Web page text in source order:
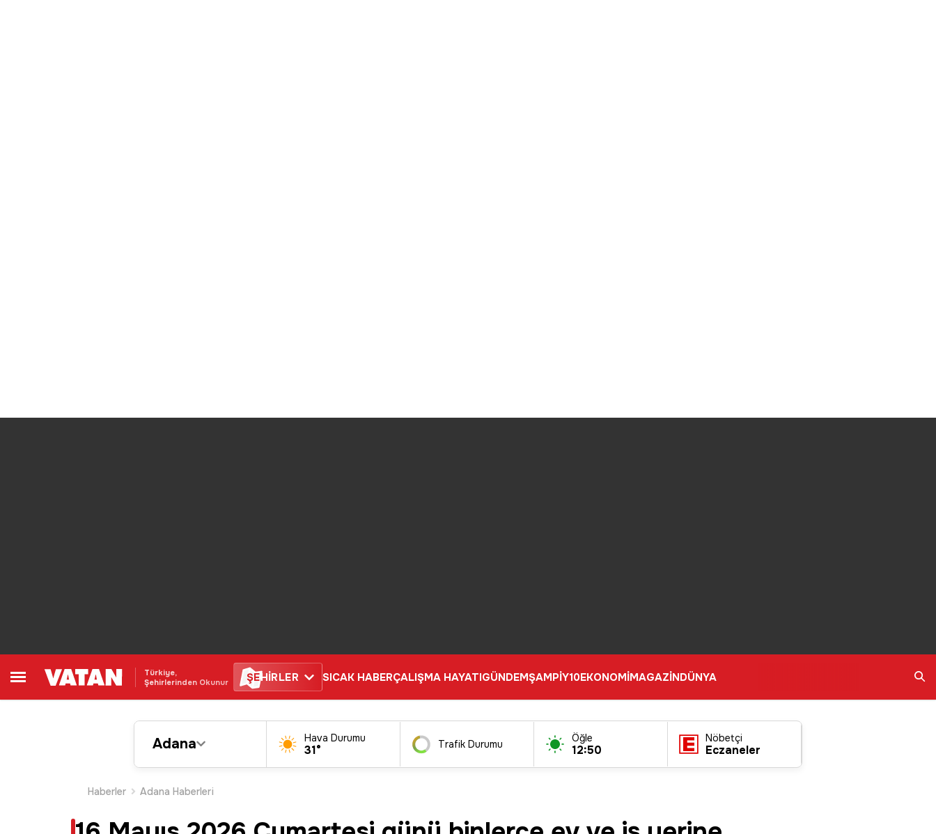
Türkiye,
Şehirlerinden Okunur
ŞEHİRLER SICAK HABERÇALIŞMA HAYATIGÜNDEMŞAMPİY10EKONOMİMAGAZİNDÜNYA
Adana Hava Durumu
31° Trafik Durumu Öğle
12:50
Nöbetçi
Eczaneler
Haberler Adana Haberleri